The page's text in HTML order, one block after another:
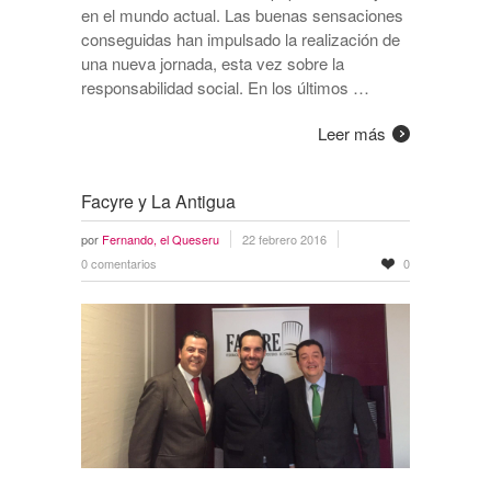
en el mundo actual. Las buenas sensaciones
conseguidas han impulsado la realización de
una nueva jornada, esta vez sobre la
responsabilidad social. En los últimos …
Leer más
Facyre y La Antigua
por Fernando, el Queseru
22 febrero 2016
0 comentarios
0